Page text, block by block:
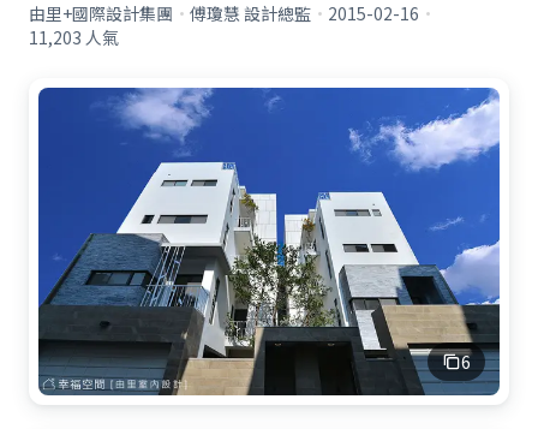
由里+國際設計集團 · 傅瓊慧 設計總監 · 2015-02-16 ·
11,203 人氣
6